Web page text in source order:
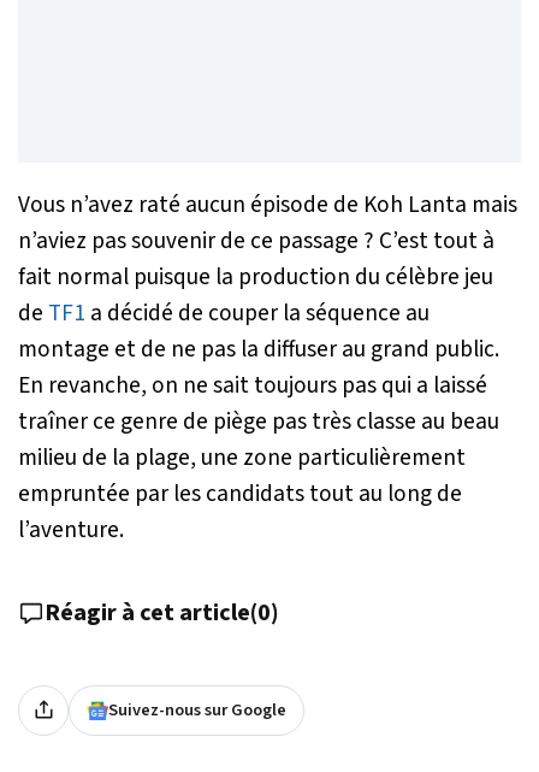
Vous n’avez raté aucun épisode de Koh Lanta mais
n’aviez pas souvenir de ce passage ? C’est tout à
fait normal puisque la production du célèbre jeu
de TF1 a décidé de couper la séquence au
montage et de ne pas la diffuser au grand public.
En revanche, on ne sait toujours pas qui a laissé
traîner ce genre de piège pas très classe au beau
milieu de la plage, une zone particulièrement
empruntée par les candidats tout au long de
l’aventure.
Réagir à cet article(0)
Suivez-nous sur Google